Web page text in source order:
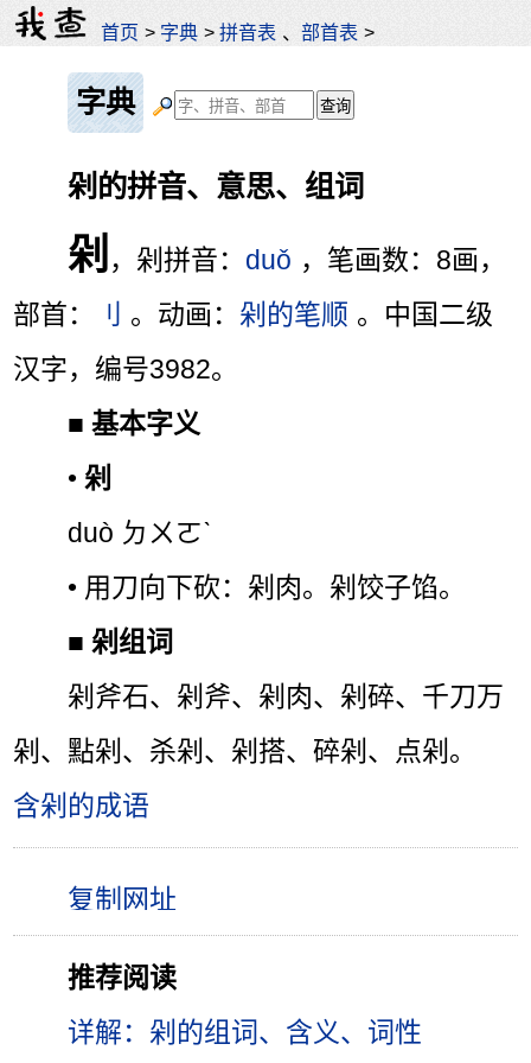
首页 > 字典 >拼音表 、部首表 >
字典
剁的拼音、意思、组词
剁 ，剁拼音： duǒ ，笔画数：8画，
部首：
刂 。动画： 剁的笔顺 。中国二级
汉字，编号3982。
■基本字义
• 剁
duò ㄉㄨㄛˋ
• 用刀向下砍：剁肉。剁饺子馅。
■ 剁组词
剁斧石、剁斧、剁肉、剁碎、千刀万
剁、點剁、杀剁、剁搭、碎剁、点剁。
含剁的成语
推荐阅读
详解：剁的组词、含义、词性